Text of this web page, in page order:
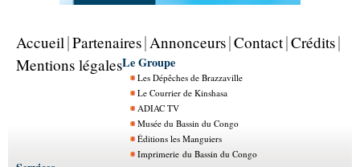
Accueil Partenaires Annonceurs Contact Crédits
Mentions légalesLe Groupe
Les Dépêches de Brazzaville
Le Courrier de Kinshasa
ADIAC TV
Musée du Bassin du Congo
Éditions les Manguiers
Imprimerie du Bassin du Congo